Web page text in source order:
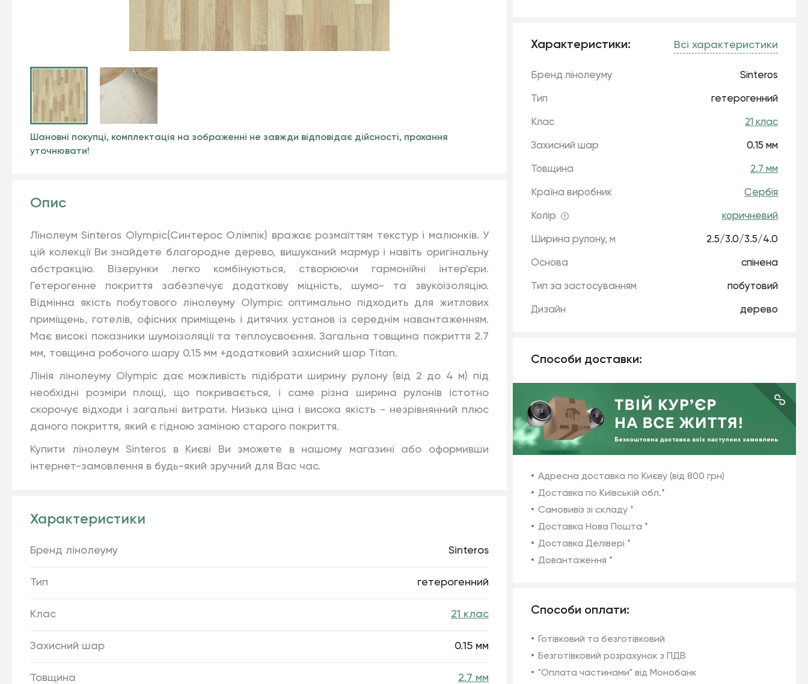
Шановні покупці, комплектація на зображенні не завжди відповідає дійсності, прохання
уточнювати!
Характеристики: Всі характеристики
Бренд лінолеуму Sinteros
Тип гетерогенний
Клас 21 клас
Захисний шар 0.15 мм
Товщина 2.7 мм
Країна виробник Сербія
Колір коричневий
Ширина рулону, м 2.5/3.0/3.5/4.0
Основа спінена
Тип за застосуванням побутовий
Дизайн дерево
Способи доставки:
Адресна доставка по Києву (від 800 грн)
Доставка по Київській обл.*
Самовивіз зі складу *
Доставка Нова Пошта *
Доставка Делівері *
Довантаження *
Способи оплати:
Готівковий та безготівковий
Безготівковий розрахунок з ПДВ
"Оплата частинами" від Монобанк
Опис
Лінолеум Sinteros Olympic(Синтерос Олімпік) вражає розмаїттям текстур і малюнків. У
цій колекції Ви знайдете благородне дерево, вишуканий мармур і навіть оригінальну
абстракцію. Візерунки легко комбінуються, створюючи гармонійні інтер'єри.
Гетерогенне покриття забезпечує додаткову міцність, шумо- та звукоізоляцію.
Відмінна якість побутового лінолеуму Olympic оптимально підходить для житлових
приміщень, готелів, офісних приміщень і дитячих установ із середнім навантаженням.
Має високі показники шумоізоляції та теплоусвоєння. Загальна товщина покриття 2.7
мм, товщина робочого шару 0.15 мм +додатковий захисний шар Titan.
Лінія лінолеуму Olympic дає можливість підібрати ширину рулону (від 2 до 4 м) під
необхідні розміри площі, що покривається, і саме різна ширина рулонів істотно
скорочує відходи і загальні витрати. Низька ціна і висока якість - незрівнянний плюс
даного покриття, який є гідною заміною старого покриття.
Купити лінолеум Sinteros в Києві Ви зможете в нашому магазині або оформивши
інтернет-замовлення в будь-який зручний для Вас час.
Характеристики
Бренд лінолеуму Sinteros
Тип гетерогенний
Клас 21 клас
Захисний шар 0.15 мм
Товщина 2.7 мм